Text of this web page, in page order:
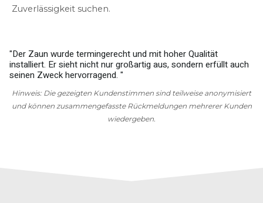
Zuverlässigkeit suchen.
"Der Zaun wurde termingerecht und mit hoher Qualität
installiert. Er sieht nicht nur großartig aus, sondern erfüllt auch
seinen Zweck hervorragend. "
Hinweis: Die gezeigten Kundenstimmen sind teilweise anonymisiert
und können zusammengefasste Rückmeldungen mehrerer Kunden
wiedergeben.